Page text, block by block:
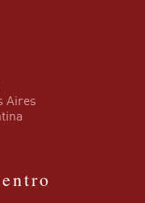
Aires